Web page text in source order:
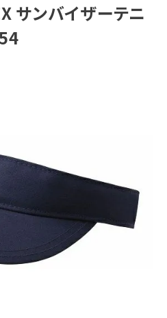
サンバイザーテニ